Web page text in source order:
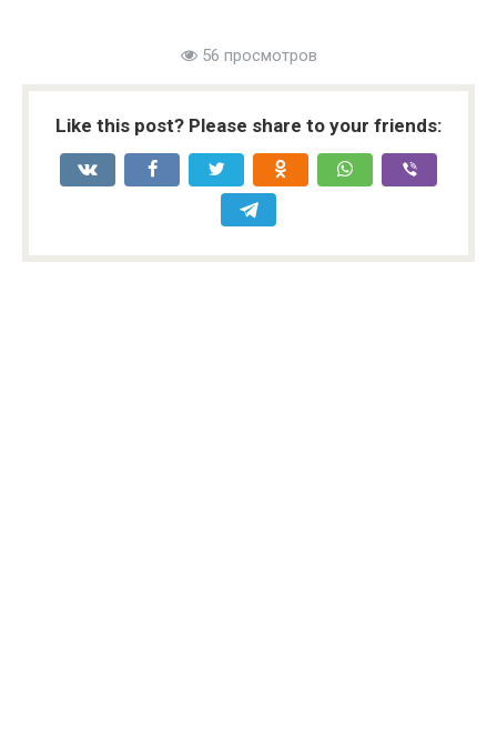
56 просмотров
Like this post? Please share to your friends: